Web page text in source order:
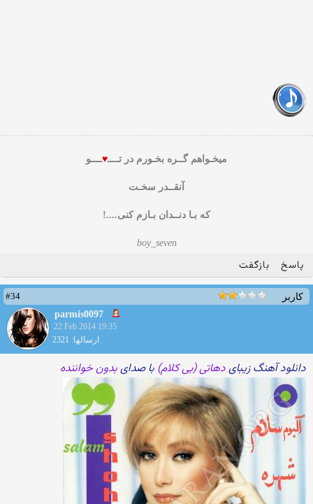
میخـواهم گــره بخـورم در تــــ♥ــــو
آنقــدر سخـت
که بـا دنــدان بـازم کنی....!
boy_seven
پاسخ بازگفت
کاربر
#34
parmis0097
22 Feb 2014 19:35
ارسالها: 2321
دانلود آهنگ زیبایدهاتی (بی کلام) با صدایبدون خواننده